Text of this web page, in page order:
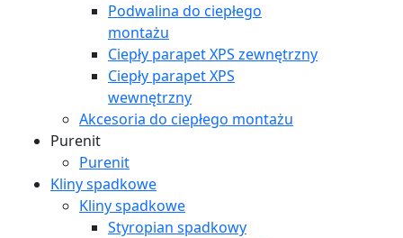
Podwalina do ciepłego
montażu
Ciepły parapet XPS zewnętrzny
Ciepły parapet XPS
wewnętrzny
Akcesoria do ciepłego montażu
Purenit
Purenit
Kliny spadkowe
Kliny spadkowe
Styropian spadkowy